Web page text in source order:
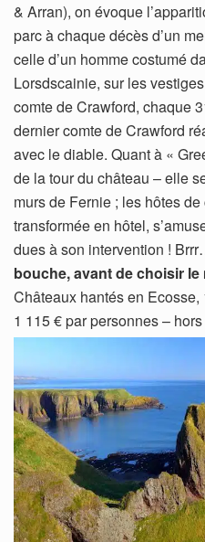
& Arran), on évoque
parc à chaque décès d’un
celle d’un homme costumé
Lorsdscainie, sur les
comte de Crawford, chaque
dernier comte de Crawford
avec le diable. Quant à «
de la tour du château – elle
murs de Fernie ; les hôtes
transformée en hôtel,
dues à son intervention !
bouche, avant de choisir le
Châteaux hantés en
1 115 € par personnes –